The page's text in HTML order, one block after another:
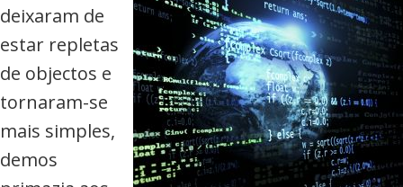
deixaram de
estar repletas
de objectos e
tornaram-se
mais simples,
demos